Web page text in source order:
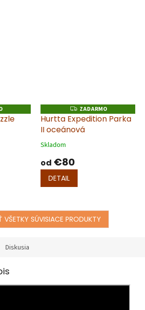
Z
A
D
A
ZADARMO
Hurtta Expedition Parka
II oceánová
Skladom
od €80
DETAIL
VŠETKY SÚVISIACE PRODUKTY
Diskusia